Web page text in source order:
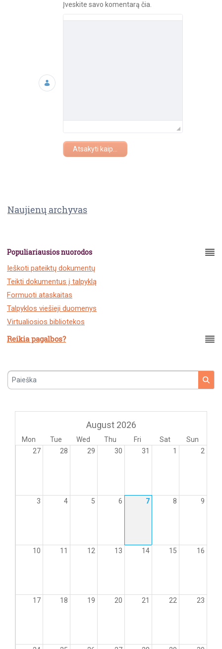
Įveskite savo komentarą čia.
Atsakyti kaip...
Naujienų archyvas
Populiariausios nuorodos
Ieškoti pateiktų dokumentų
Teikti dokumentus į talpyklą
Formuoti ataskaitas
Talpyklos viešieji duomenys
Virtualiosios bibliotekos
Reikia pagalbos?
Paieška
August 2026
Mon Tue Wed Thu Fri Sat
Sun
27
28 29 30 31 1 2
3 4 5 6 7 8 9
10 11 12 13 14 15 16
17 18 19 20 21 22 23